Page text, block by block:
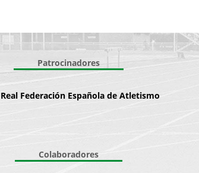
Patrocinadores
Colaboradores